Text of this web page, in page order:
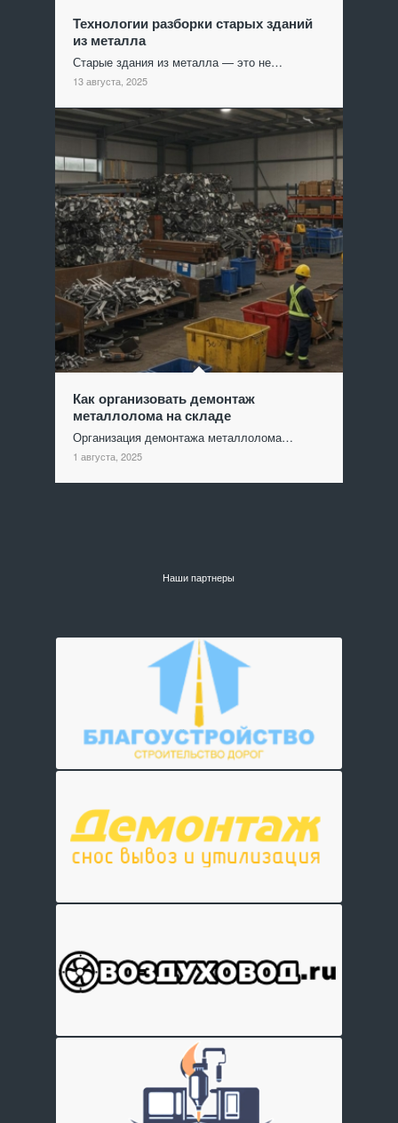
Технологии разборки старых зданий
из металла
Старые здания из металла — это не…
13 августа, 2025
Как организовать демонтаж
металлолома на складе
Организация демонтажа металлолома…
1 августа, 2025
Наши партнеры